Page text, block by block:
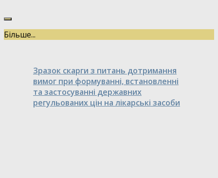
Більше...
Зразок скарги з питань дотримання
вимог при формуванні, встановленні
та застосуванні державних
регульованих цін на лікарські засоби